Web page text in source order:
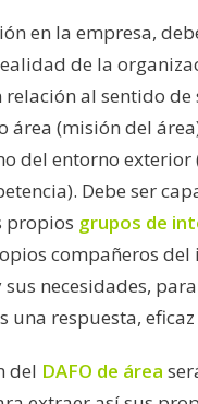
en la empresa,
de la
relación al sentido
área (misión del
del entorno exterior
Debe ser
propios grupos de
compañeros del
necesidades,
una respuesta, eficaz
del DAFO de área